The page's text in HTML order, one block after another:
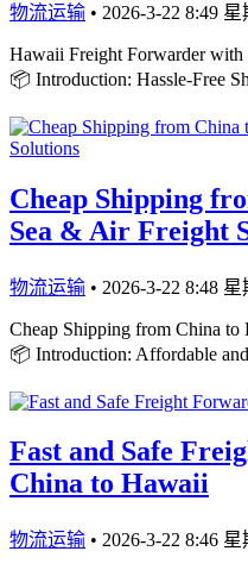
物流运输 • 2026-3-22 8:49 星
Hawaii Freight Forwarder
📦 Introduction: Hassle-Free
Cheap Shipping
Sea & Air Freight
物流运输 • 2026-3-22 8:48 星
Cheap Shipping from China
📦 Introduction: Affordable
Fast and Safe
China to Hawaii
物流运输 • 2026-3-22 8:46 星